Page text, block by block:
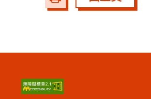
善